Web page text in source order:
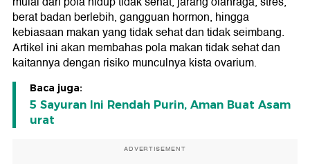
berat badan berlebih, gangguan hormon, hingga
kebiasaan makan yang tidak sehat dan tidak seimbang.
Artikel ini akan membahas pola makan tidak sehat dan
kaitannya dengan risiko munculnya kista ovarium.
Baca juga:
5 Sayuran Ini Rendah Purin, Aman Buat Asam
urat
ADVERTISEMENT